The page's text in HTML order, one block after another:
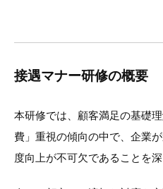
接遇マナー研修の概要
本研修では、顧客満足の基礎
費」重視の傾向の中で、企業
度向上が不可欠であることを深